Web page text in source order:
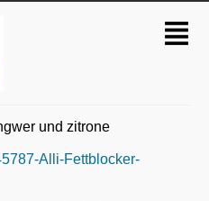
und zitrone
Alli-Fettblocker-